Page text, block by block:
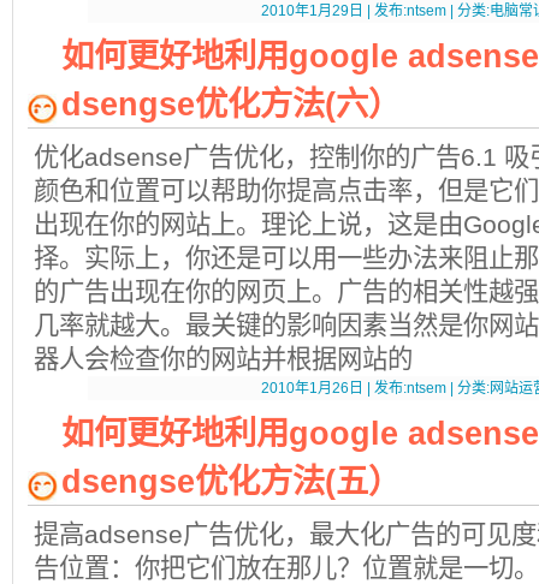
2010年1月29日 | 发布:ntsem | 分类:电脑常
如何更好地利用google
dsengse优化方法(六）
优化adsense广告优化，控制你的广告6.1 吸
颜色和位置可以帮助你提高点击率，但是它
出现在你的网站上。理论上说，这是由
择。实际上，你还是可以用一些办法来阻止
的广告出现在你的网页上。广告的相关性越
几率就越大。最关键的影响因素当然是你网
器人会检查你的网站并根据网站的
2010年1月26日 | 发布:ntsem | 分类:网站运
如何更好地利用google
dsengse优化方法(五）
提高adsense广告优化，最大化广告的可见
告位置：你把它们放在那儿？位置就是一切